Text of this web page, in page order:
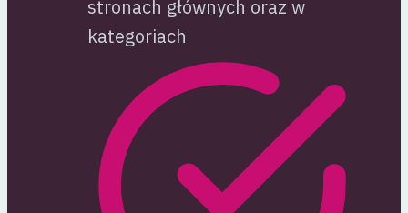
stronach głównych oraz w
kategoriach